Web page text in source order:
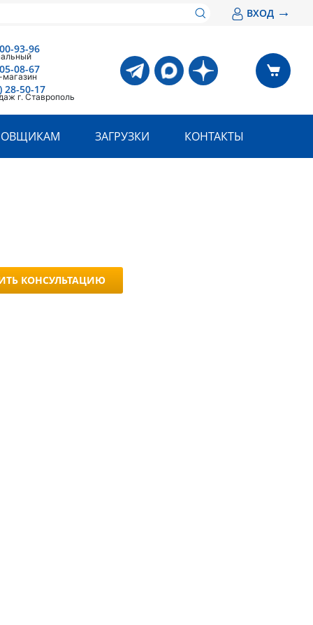
ВХОД →
93-96
08-67
28-50-17
г. Ставрополь
ЗАГРУЗКИ КОНТАКТЫ
КОНСУЛЬТАЦИЮ